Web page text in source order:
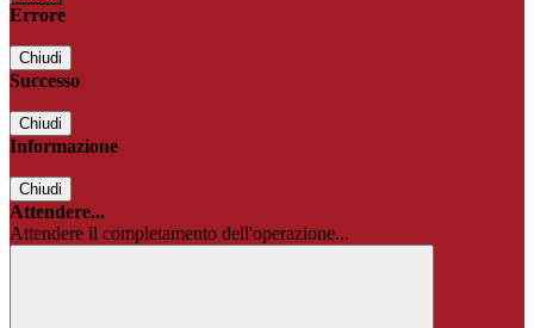
Errore
Chiudi
Successo
Chiudi
Informazione
Chiudi
Attendere...
Attendere il completamento dell'operazione...